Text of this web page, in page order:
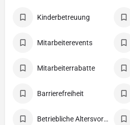
Kinderbetreuung
Mitarbeiterevents
Mitarbeiterrabatte
Barrierefreiheit
Betriebliche Altersvorsorge